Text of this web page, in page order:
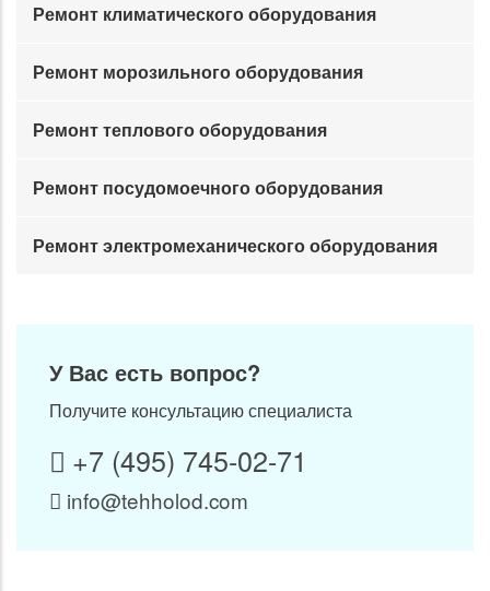
Ремонт климатического оборудования
Ремонт морозильного оборудования
Ремонт теплового оборудования
Ремонт посудомоечного оборудования
Ремонт электромеханического оборудования
У Вас есть вопрос?
Получите консультацию специалиста
+7 (495) 745-02-71
info@tehholod.com